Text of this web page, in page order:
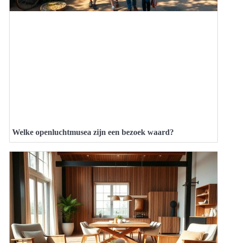
Welke openluchtmusea zijn een bezoek waard?